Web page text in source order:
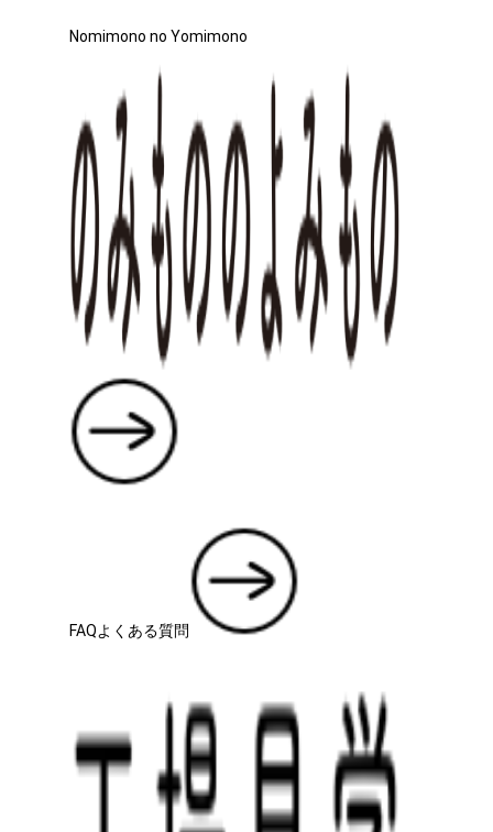
Nomimono no Yomimono
FAQよくある質問